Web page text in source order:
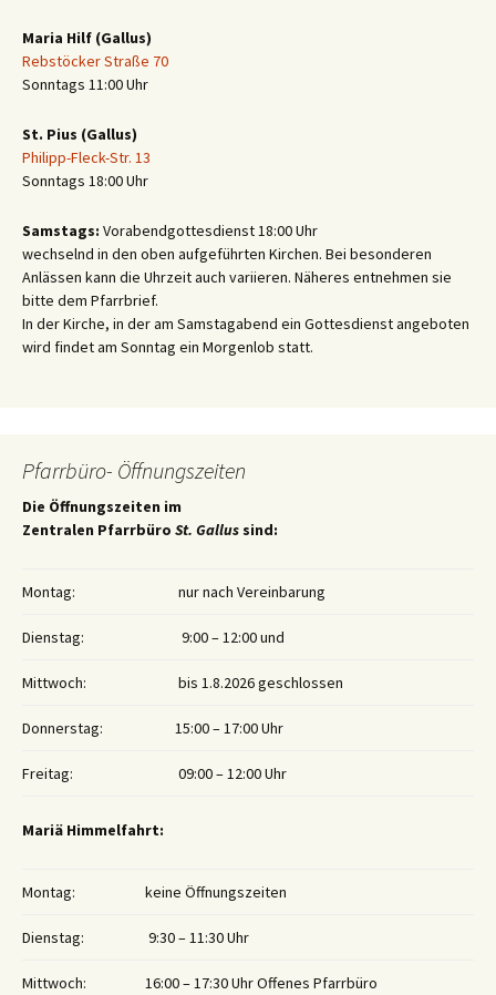
Maria Hilf (Gallus)
Rebstöcker Straße 70
Sonntags 11:00 Uhr
St. Pius (Gallus)
Philipp-Fleck-Str. 13
Sonntags 18:00 Uhr
Samstags: Vorabendgottesdienst 18:00 Uhr
wechselnd in den oben aufgeführten Kirchen. Bei besonderen
Anlässen kann die Uhrzeit auch variieren. Näheres entnehmen sie
bitte dem Pfarrbrief.
In der Kirche, in der am Samstagabend ein Gottesdienst angeboten
wird findet am Sonntag ein Morgenlob statt.
Pfarrbüro- Öffnungszeiten
Die Öffnungszeiten im
Zentralen Pfarrbüro St. Gallus sind:
Montag: nur nach Vereinbarung
Dienstag: 9:00 – 12:00 und
Mittwoch: bis 1.8.2026 geschlossen
Donnerstag: 15:00 – 17:00 Uhr
Freitag: 09:00 – 12:00 Uhr
Mariä Himmelfahrt:
Montag: keine Öffnungszeiten
Dienstag: 9:30 – 11:30 Uhr
Mittwoch: 16:00 – 17:30 Uhr Offenes Pfarrbüro